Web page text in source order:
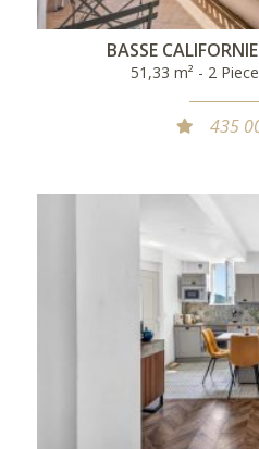
BASSE
51,33 m² - 2
435